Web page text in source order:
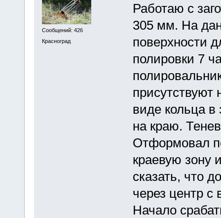
Сообщений: 426
Красноград
Работаю с
305 мм. На
поверхности
полировки 7
присутствуют
виде кольца в
на краю.
Отформовал
краевую зону
сказать, что
через центр
Начало